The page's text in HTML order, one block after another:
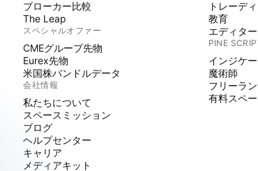
ブローカー比較
The Leap
スペシャルオファー
CMEグループ先物
Eurex先物
米国株バンドルデータ
会社情報
私たちについて
スペースミッション
ブログ
ヘルプセンター
キャリア
メディアキット
トレーデ
教育
エディタ
PINE
インジケ
魔術師
フリーラ
有料スペ